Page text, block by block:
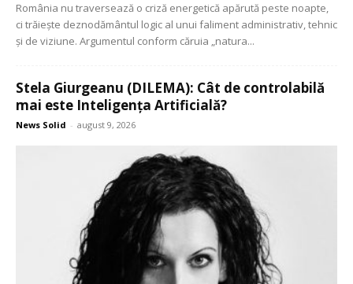
România nu traversează o criză energetică apărută peste noapte,
ci trăiește deznodământul logic al unui faliment administrativ, tehnic
și de viziune. Argumentul conform căruia „natura...
Stela Giurgeanu (DILEMA): Cât de controlabilă
mai este Inteligența Artificială?
News Solid - august 9, 2026